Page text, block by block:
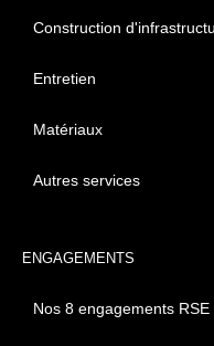
Construction
Entretien
Matériaux
Autres services
ENGAGEMENTS
Nos 8 engagements RSE